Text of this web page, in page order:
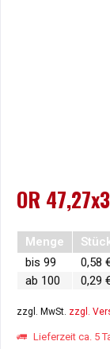
OR
Menge
bis 99
0,58
ab 100 0,29
zzgl. MwSt. zzgl.
Lieferzeit ca. 5